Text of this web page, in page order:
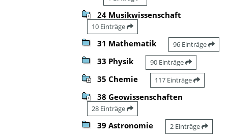
24 Musikwissenschaft
10 Einträge
31 Mathematik 96 Einträge
33 Physik 90 Einträge
35 Chemie 117 Einträge
38 Geowissenschaften
28 Einträge
39 Astronomie 2 Einträge